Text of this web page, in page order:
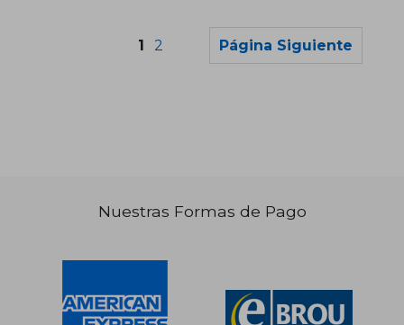
1 2 Página Siguiente
Nuestras Formas de Pago